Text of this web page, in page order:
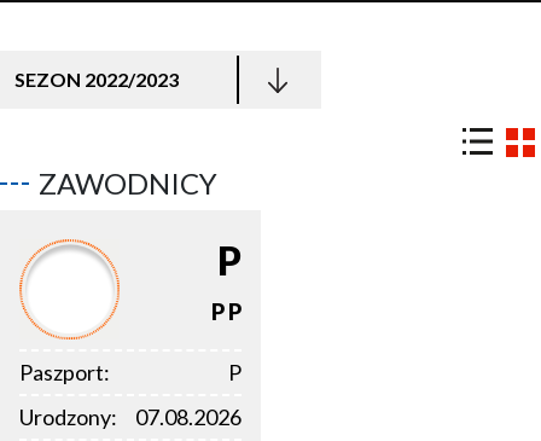
SEZON 2022/2023
ZAWODNICY
P
PP
Paszport:
P
Urodzony:
07.08.2026